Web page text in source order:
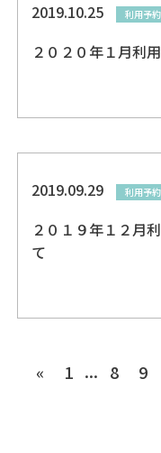
2019.10.25 利用予
２０２０年１月利
2019.09.29 利用予
２０１９年１２月
て
« 1 ... 8 9